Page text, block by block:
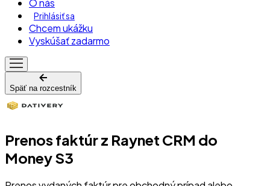
O nás
Prihlásiť sa
Chcem ukážku
Vyskúšať zadarmo
Späť na rozcestník
Prenos faktúr z Raynet CRM do
Money S3